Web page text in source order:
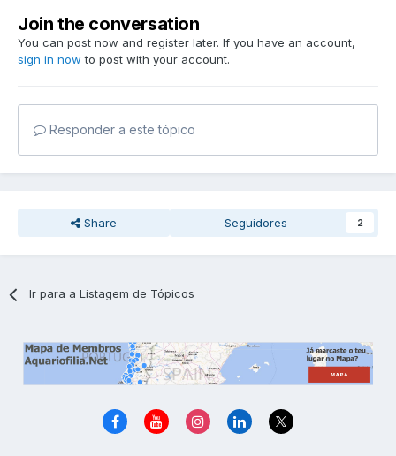
Join the conversation
You can post now and register later. If you have an account,
sign in now to post with your account.
Responder a este tópico
Share Seguidores 2
Ir para a Listagem de Tópicos